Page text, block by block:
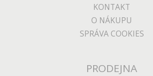
KONTAKT
O NÁKUPU
SPRÁVA COOKIES
PRODEJNA